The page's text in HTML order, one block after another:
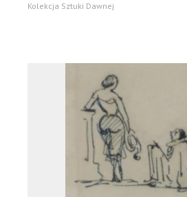
Kolekcja Sztuki Dawnej